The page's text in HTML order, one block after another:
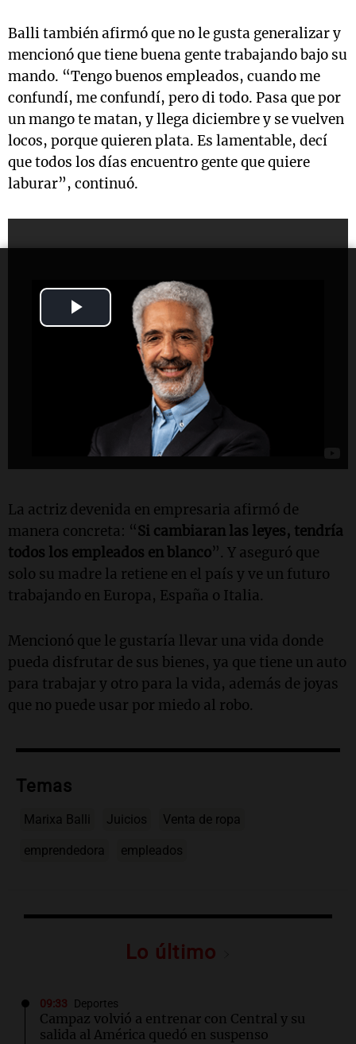
Play
Video
Balli también afirmó que no le gusta generalizar y
mencionó que tiene buena gente trabajando bajo su
mando. “Tengo buenos empleados, cuando me
confundí, me confundí, pero di todo. Pasa que por
un mango te matan, y llega diciembre y se vuelven
locos, porque quieren plata. Es lamentable, decí
que todos los días encuentro gente que quiere
laburar”, continuó.
La actriz devenida en empresaria afirmó de
manera concreta: “Si cambiaran las leyes, tendría
todos los empleados en blanco”. Y aseguró que
solo su madre la retiene en el país y ve un futuro
trabajando en Europa, España o Italia.
Mencionó que le gustaría llevar una vida donde
pueda disfrutar de sus bienes, ya que tiene un auto
para trabajar y otro para la vida, además de joyas
que no puede usar por miedo al robo.
Temas
Marixa Balli Juicios Venta de ropa
emprendedora empleados
Lo último
09:33 Deportes
Campaz volvió a entrenar con Central y su
salida al América quedó en suspenso